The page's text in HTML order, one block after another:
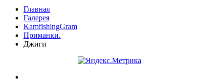
Главная
Галерея
KamfishingGram
Приманки.
Джиги